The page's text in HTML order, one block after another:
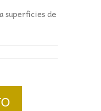
superficies de